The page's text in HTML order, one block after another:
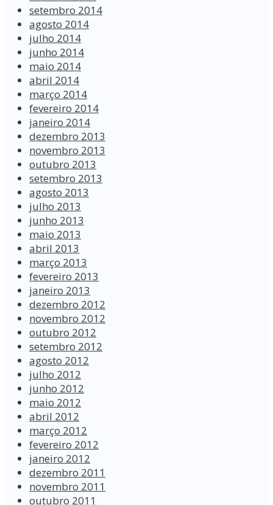
setembro 2014
agosto 2014
julho 2014
junho 2014
maio 2014
abril 2014
março 2014
fevereiro 2014
janeiro 2014
dezembro 2013
novembro 2013
outubro 2013
setembro 2013
agosto 2013
julho 2013
junho 2013
maio 2013
abril 2013
março 2013
fevereiro 2013
janeiro 2013
dezembro 2012
novembro 2012
outubro 2012
setembro 2012
agosto 2012
julho 2012
junho 2012
maio 2012
abril 2012
março 2012
fevereiro 2012
janeiro 2012
dezembro 2011
novembro 2011
outubro 2011